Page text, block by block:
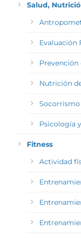
Salud,
Evaluación
Prevención
Nutrición
Psicología
Fitness
Actividad